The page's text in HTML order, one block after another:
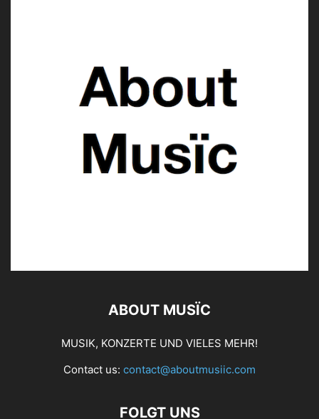
ABOUT MUSÏC
MUSIK, KONZERTE UND VIELES MEHR!
Contact us: contact@aboutmusiic.com
FOLGT UNS